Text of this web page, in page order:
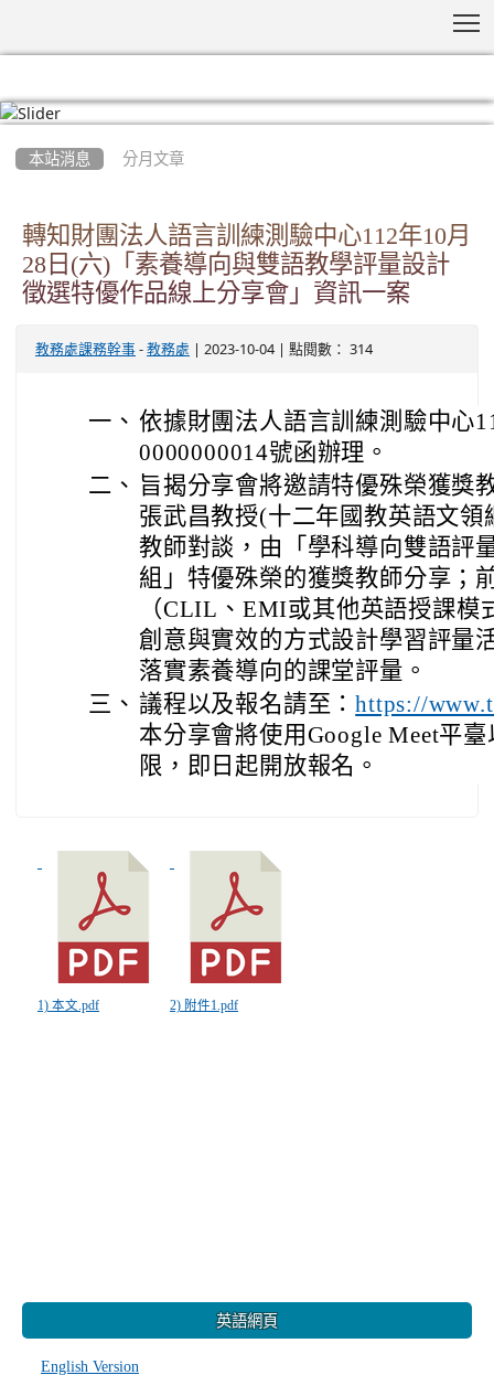
本站消息 分月文章
轉知財團法人語言訓練測驗中心112年10月
28日(六)「素養導向與雙語教學評量設計
徵選特優作品線上分享會」資訊一案
教務處課務幹事 - 教務處 | 2023-10-04 | 點閱數： 314
一、 依據財團法人語言訓練測驗中心
0000000014號函辦理。
二、 旨揭分享會將邀請特優殊榮獲獎
張武昌教授(十二年國教英語文
教師對談，由「學科導向雙語評
組」特優殊榮的獲獎教師分享；
（CLIL、EMI或其他英語授課模
創意與實效的方式設計學習評量
落實素養導向的課堂評量。
三、 議程以及報名請至：https://
本分享會將使用Google Meet平
限，即日起開放報名。
1) 本文.pdf 2) 附件1.pdf
英語網頁
English Version